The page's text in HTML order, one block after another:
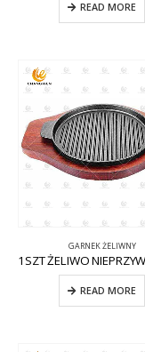
READ MORE
GARNEK ŻELIWNY
READ MORE